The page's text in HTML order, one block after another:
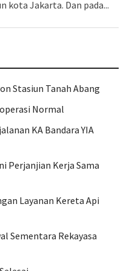
kota Jakarta. Dan pada...
Stasiun Tanah Abang
Normal
KA Bandara YIA
Perjanjian Kerja Sama
Layanan Kereta Api
Sementara Rekayasa